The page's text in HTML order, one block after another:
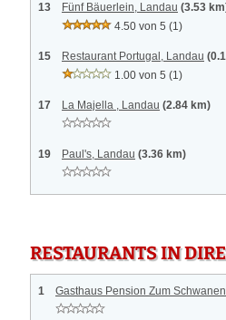
13 Fünf Bäuerlein, Landau (3.53
4.50 von 5 (1)
15 Restaurant Portugal, Landau
1.00 von 5 (1)
17 La Majella , Landau (2.84 km)
19 Paul's, Landau (3.36 km)
RESTAURANTS IN
1 Gasthaus Pension Zum